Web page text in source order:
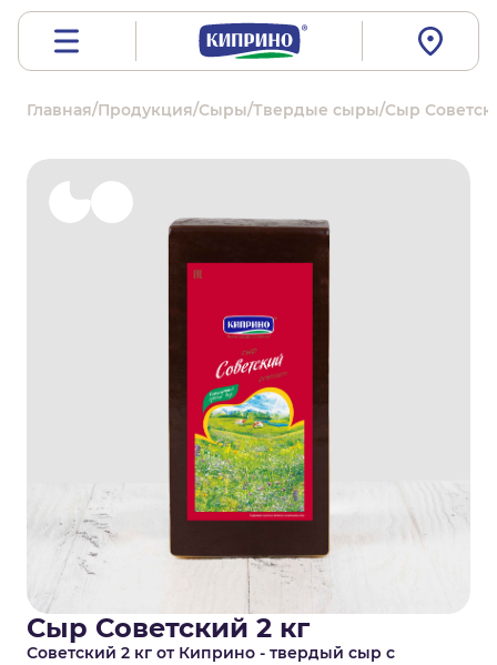
Главная/Продукция/Сыры/Твердые сыры/Сыр
Сыр Советский 2 кг
Советский 2 кг от Киприно - твердый сыр с